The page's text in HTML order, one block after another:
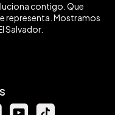
contigo. Que
representa. Mostramos
Salvador.